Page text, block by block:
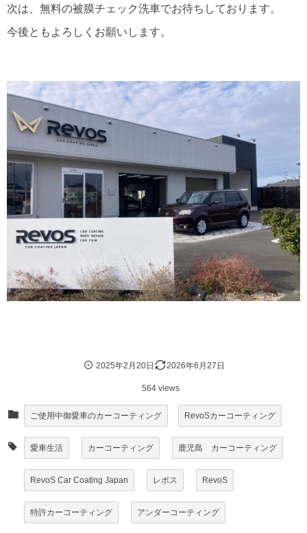
次は、無料の被膜チェック洗車でお待ちしております。
今後ともよろしくお願いします。
2025年2月20日 2026年6月27日
564 views
ご使用中御愛車のカーコーティング RevoSカーコーティング
愛車生活 カーコーティング 鹿児島 カーコーティング
RevoS Car Coating Japan レボス RevoS
特許カーコーティング アンダーコーティング